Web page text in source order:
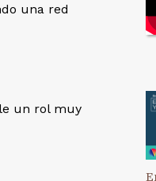
una red
un rol muy